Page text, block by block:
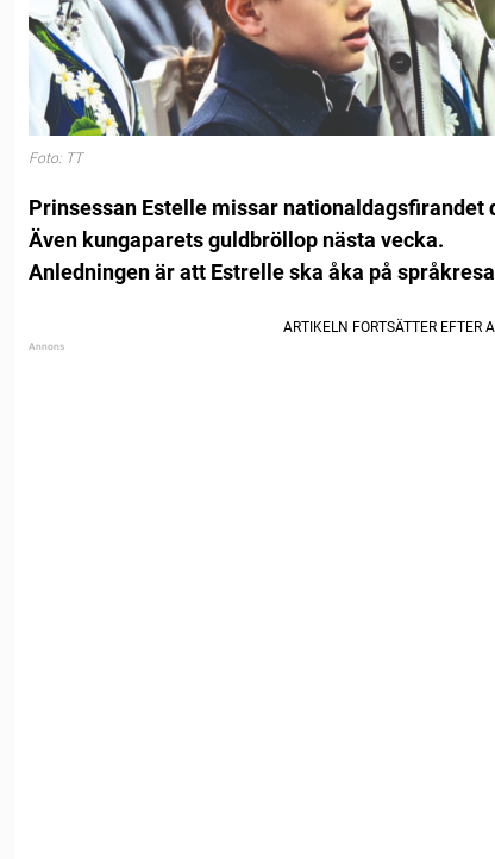
Foto: TT
Prinsessan Estelle missar nationaldagsfirandet
Även kungaparets guldbröllop nästa vecka.
Anledningen är att Estrelle ska åka på